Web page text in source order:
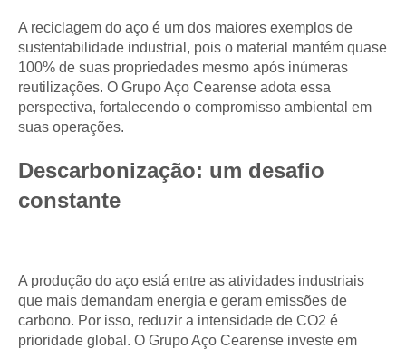
A reciclagem do aço é um dos maiores exemplos de
sustentabilidade industrial, pois o material mantém quase
100% de suas propriedades mesmo após inúmeras
reutilizações. O Grupo Aço Cearense adota essa
perspectiva, fortalecendo o compromisso ambiental em
suas operações.
Descarbonização: um desafio
constante
A produção do aço está entre as atividades industriais
que mais demandam energia e geram emissões de
carbono. Por isso, reduzir a intensidade de CO2 é
prioridade global. O Grupo Aço Cearense investe em